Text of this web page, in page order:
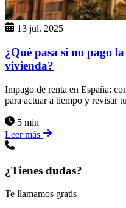
13 jul. 2025
¿Qué pasa si no pago
vivienda?
Impago de renta en España:
para actuar a tiempo y revisar
5 min
Leer más
¿Tienes dudas?
Te llamamos gratis